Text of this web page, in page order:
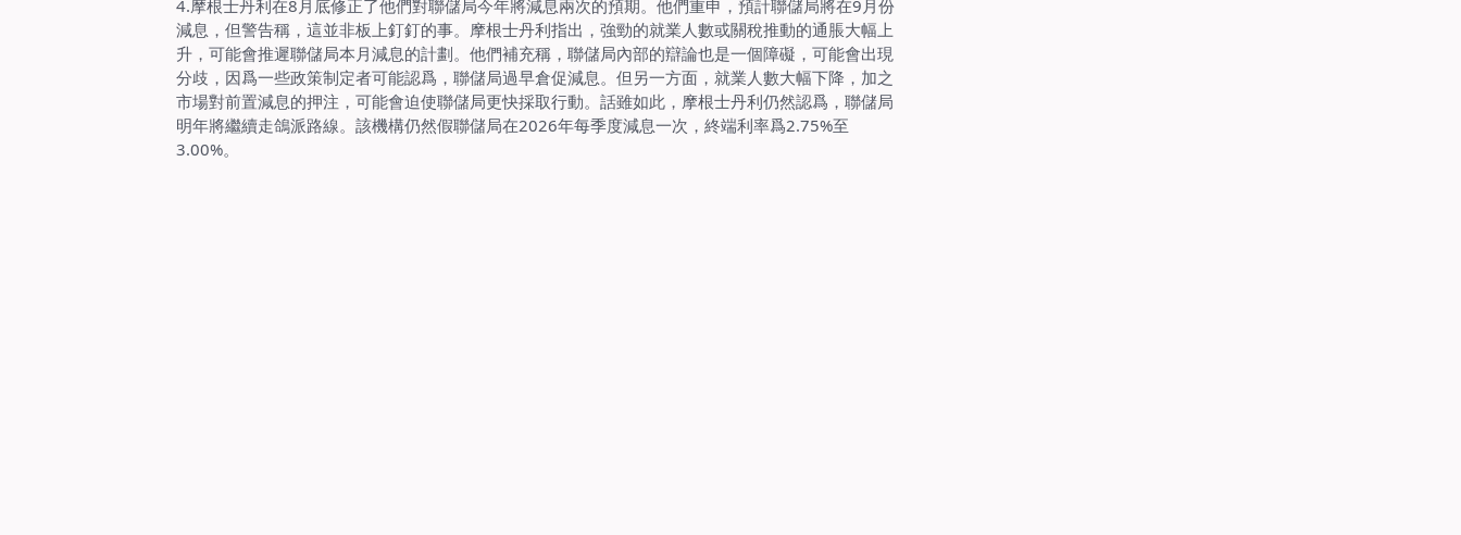
4.摩根士丹利在8 月底修正了他們對聯儲局今年將減息兩次的預期。他們重申，預計聯儲局將在9 月份
減息，但警告稱，這並非板上釘釘的事。摩根士丹利指出，強勁的就業人數或關稅推動的通脹大幅上
升，可能會推遲聯儲局本月減息的計劃。他們補充稱，聯儲局內部的辯論也是一個障礙，可能會出現
分歧，因爲一些政策制定者可能認爲，聯儲局過早倉促減息。但另一方面，就業人數大幅下降，加之
市場對前置減息的押注，可能會迫使聯儲局更快採取行動。話雖如此，摩根士丹利仍然認爲，聯儲局
明年將繼續走鴿派路線。該機構仍然假聯儲局在2026年每季度減息一次，終端利率爲2.75%至
3.00%。